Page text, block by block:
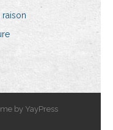
by YayPress